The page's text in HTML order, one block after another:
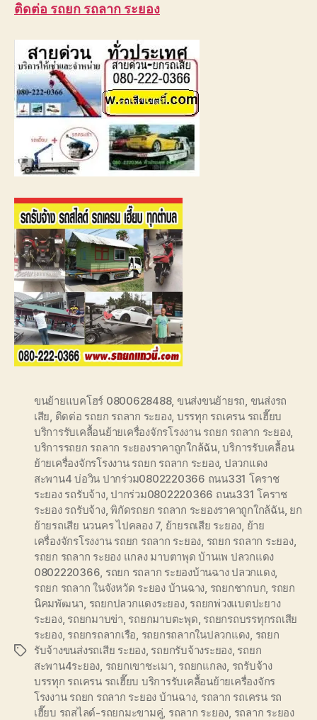
ติดต่อ รถยก รถลาก ระยอง
Tags
ขนย้ายแบคโฮร์ 0800628488, ขนส่งขนย้ายรถ ขนส่งรถ
เสีย ติดต่อ รถยก รถลาก ระยอง, บรรทุก รถเครน รถเฮี๊ยบ
บริการรับเคลื้อนย้ายเครื่องจักรโรงงาน รถยก รถลาก ระยอง,
บริการรถยก รถลาก ระยองราคาถูกใกล้ฉัน,บริการรับเคลื้อน
ย้ายเครื่องจักรโรงงาน รถยก รถลาก ระยอง, ปลวกแดง
สะพาน4 บ่อวิน ปากร่วม0802220366 ถนน331 โคราช
ระยอง รถรับจ้าง,ปากร่วม0802220366 ถนน331 โคราช
ระยอง รถรับจ้าง,พิกัดรถยก รถลาก ระยองราคาถูกใกล้ฉัน, ยก
ย้ายรถเสีย นวนคร ไปคลอง 7, ย้ายรถเสีย ระยอง ย้าย
เครื่องจักรโรงงาน รถยก รถลาก ระยอง รถยก รถลาก ระยอง,
รถยก รถลาก ระยอง แกลง มาบตาพุด บ้านเพ ปลวกแดง
0802220366 รถยก รถลาก ระยองบ้านฉาง ปลวกแดง,
รถยก รถลาก ในจังหวัด ระยอง บ้านฉาง รถยกชากบก รถยก
นิคมพัฒนา รถยกปลวกแดงระยอง, รถยกพ่วงแบตปะยาง
ระยอง, รถยกมาบข่า รถยกมาบตะพุด รถยกรถบรรทุกรถเสีย
ระยอง, รถยกรถลากเรือ รถยกรถลากในปลวกแดง รถยก
รับจ้างขนส่งรถเสีย ระยอง, รถยกรับจ้างระยอง, รถยก
สะพาน4ระยอง รถยกเขาชะเมา รถยกแกลง รถรับจ้าง
บรรทุก รถเครน รถเฮี๊ยบ บริการรับเคลื้อนย้ายเครื่องจักร
โรงงาน รถยก รถลาก ระยอง บ้านฉาง, รถลาก รถเครน รถ
เฮี๊ยบ รถสไลด์-รถยกมะขามคู่ รถลาก ระยอง รถลาก ระยอง